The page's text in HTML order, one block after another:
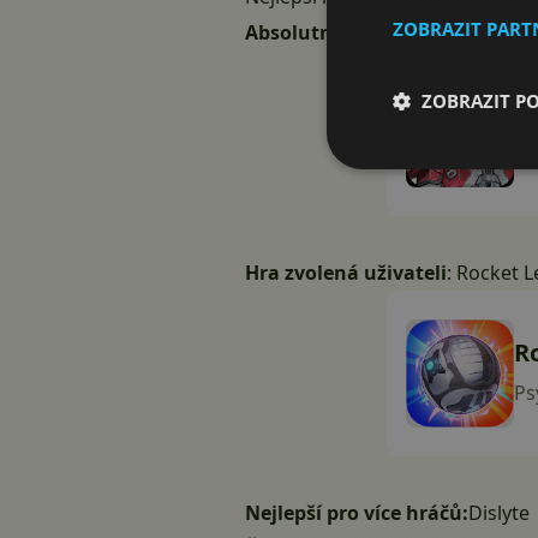
Absolutní vítěz
:Apex Legends
Hra zvolená uživateli: Rocket
Nejlepší pro více hráčů:Dislyte
ZOBRAZIT
ZOBRAZIT